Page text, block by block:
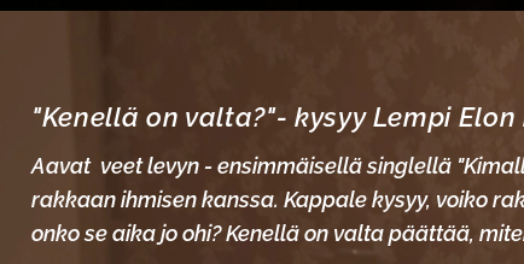
"Kenellä on valta?"- kysyy Lempi
Aavat veet levyn - ensimmäisellä singlellä
rakkaan ihmisen kanssa. Kappale kysyy, voiko
onko se aika jo ohi? Kenellä on valta päättää,